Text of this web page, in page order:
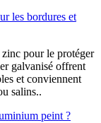
les bordures et
pour le protéger
galvanisé offrent
et conviennent
salins..
peint ?